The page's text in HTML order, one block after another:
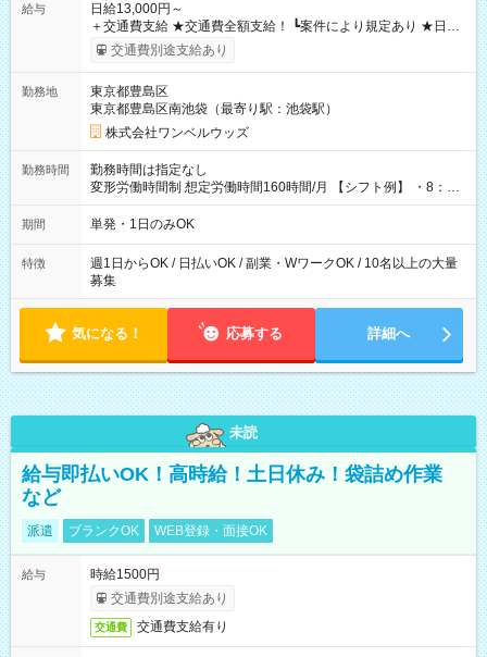
給与
日給13,000円～
＋交通費支給 ★交通費全額支給！ ┗案件により規定あり ★日払
いOK！（規定あり） ┗働いたその日に現金GET♪ お仕事後はコ
ンビニATMから 日払い分を引き落とせます！ 【試用期間】試
交通費別途支給あり
勤務地
東京都豊島区
東京都豊島区南池袋（最寄り駅：池袋駅）
株式会社ワンベルウッズ
勤務時間
勤務時間は指定なし
変形労働時間制 想定労働時間160時間/月 【シフト例】 ・8：00
～21：00
期間 単発・1日のみOK
特徴
週1日からOK / 日払いOK / 副業・WワークOK / 10名以上の大量
募集
気になる！ 応募する 詳細へ
未読
給与即払いOK！高時給！土日休み！袋詰め作業
など
派遣 ブランクOK WEB登録・面接OK
給与
時給1500円
交通費別途支給あり
交通費 交通費支給有り